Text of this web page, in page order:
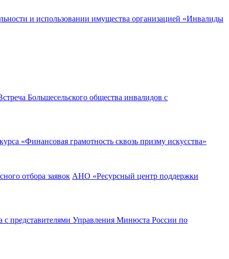
и использовании имущества организацией «Инвалиды
Большесельского общества инвалидов с
«Финансовая грамотность сквозь призму искусства»
АНО «Ресурсный центр поддержки
с представителями Управления Минюста России по